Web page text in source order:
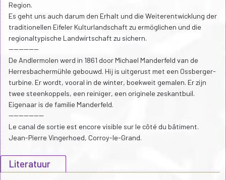
Region.
Es geht uns auch darum den Erhalt und die Weiterentwicklung der
traditionellen Eifeler Kulturlandschaft zu ermöglichen und die
regionaltypische Landwirtschaft zu sichern.
------------
De Andlermolen werd in 1861 door Michael Manderfeld van de
Herresbachermühle gebouwd. Hij is uitgerust met een Ossberger-
turbine. Er wordt, vooral in de winter, boekweit gemalen. Er zijn
twee steenkoppels, een reiniger, een originele zeskantbuil.
Eigenaar is de familie Manderfeld.
--------------
Le canal de sortie est encore visible sur le côté du bâtiment.
Jean-Pierre Vingerhoed, Corroy-le-Grand.
Literatuur